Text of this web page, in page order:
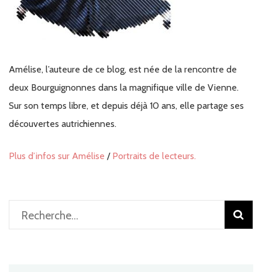
Amélise, l’auteure de ce blog, est née de la rencontre de
deux Bourguignonnes dans la magnifique ville de Vienne.
Sur son temps libre, et depuis déjà 10 ans, elle partage ses
découvertes autrichiennes.
Plus d’infos sur Amélise / Portraits de lecteurs.
Rechercher :